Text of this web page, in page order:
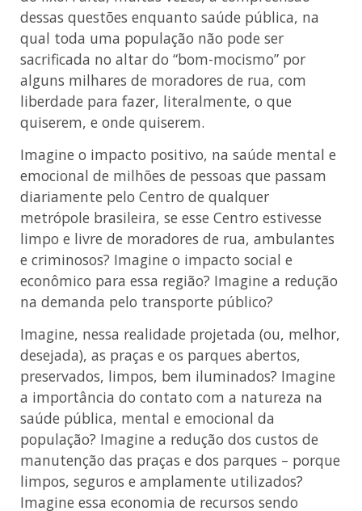
dessas questões enquanto saúde pública, na
qual toda uma população não pode ser
sacrificada no altar do “bom-mocismo” por
alguns milhares de moradores de rua, com
liberdade para fazer, literalmente, o que
quiserem, e onde quiserem.
Imagine o impacto positivo, na saúde mental e
emocional de milhões de pessoas que passam
diariamente pelo Centro de qualquer
metrópole brasileira, se esse Centro estivesse
limpo e livre de moradores de rua, ambulantes
e criminosos? Imagine o impacto social e
econômico para essa região? Imagine a redução
na demanda pelo transporte público?
Imagine, nessa realidade projetada (ou, melhor,
desejada), as praças e os parques abertos,
preservados, limpos, bem iluminados? Imagine
a importância do contato com a natureza na
saúde pública, mental e emocional da
população? Imagine a redução dos custos de
manutenção das praças e dos parques – porque
limpos, seguros e amplamente utilizados?
Imagine essa economia de recursos sendo